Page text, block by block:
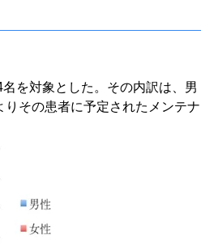
を対象とした。その内訳は、男
その患者に予定されたメンテナ